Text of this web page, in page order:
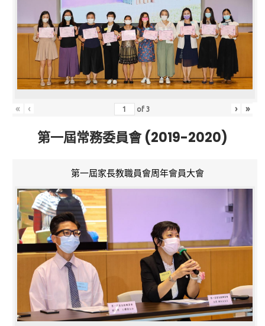
« ‹ of3 › »
第一屆常務委員會 (2019-2020)
第一屆家長教職員會周年會員大會